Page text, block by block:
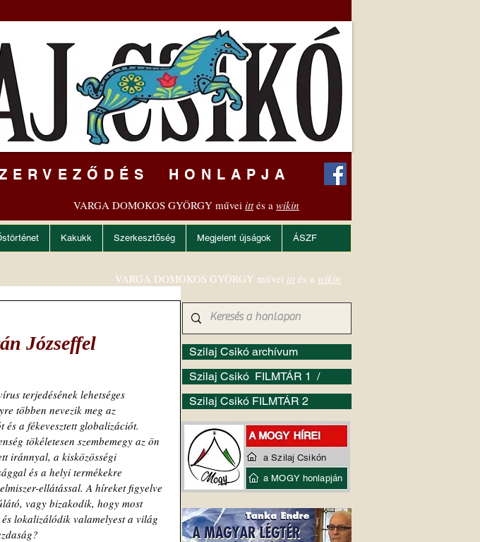
HONLAPJA
VARGA DOMOKOS GYÖRGY művei ittés a wikin
Kakukk Szerkesztőség Megjelent újságok ÁSZF
Józseffel
terjedésének lehetséges
többen nevezik meg az
és a fékevesztett globalizációt.
tökéletesen szembemegy az ön
iránnyal, a kisközösségi
és a helyi termékekre
ellátással. A híreket ﬁgyelve
vagy bizakodik, hogy most
lokalizálódik valamelyest a világ
Szilaj Csikó archívum
Szilaj Csikó FILMTÁR 1 /
Szilaj Csikó FILMTÁR 2
VARGA DOMOKOS GYÖRGY művei itt és a wikin
a Szilaj Csikón
a MOGY honlapján